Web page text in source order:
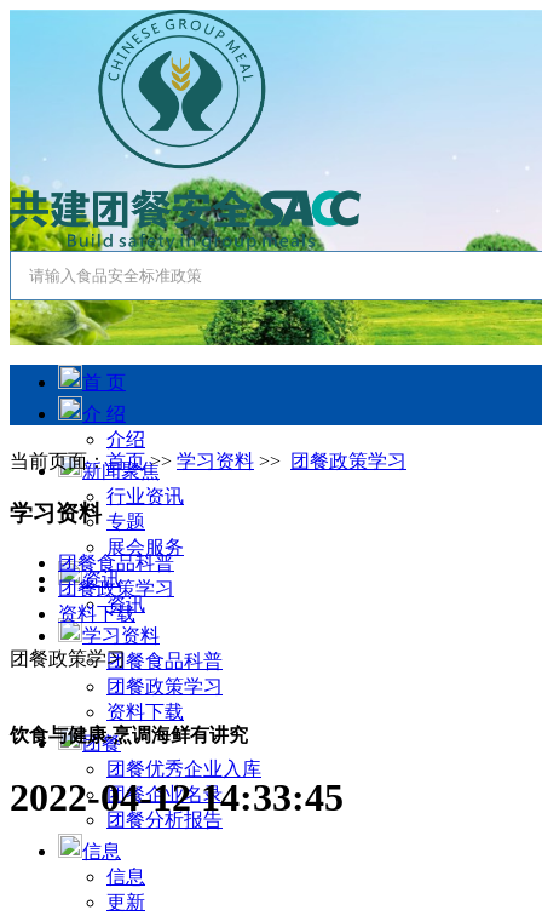
首 页
介 绍
介绍
新闻聚焦
行业资讯
专题
展会服务
资讯
资讯
学习资料
团餐食品科普
团餐政策学习
资料下载
团餐
团餐优秀企业入库
团餐企业名录
团餐分析报告
信息
信息
更新
当前页面：首页>> 学习资料 >> 团餐政策学习
学习资料
团餐食品科普
团餐政策学习
资料下载
团餐政策学习
饮食与健康-烹调海鲜有讲究
2022-04-12 14:33:45